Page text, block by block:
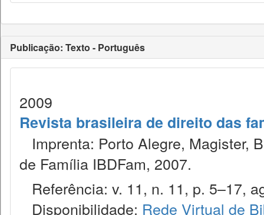
Publicação: Texto - Português
2009
Revista brasileira de direito das
Imprenta: Porto Alegre, Magister,
de Família IBDFam, 2007.
Referência: v. 11, n. 11, p. 5–17,
Disponibilidade: Rede Virtual de